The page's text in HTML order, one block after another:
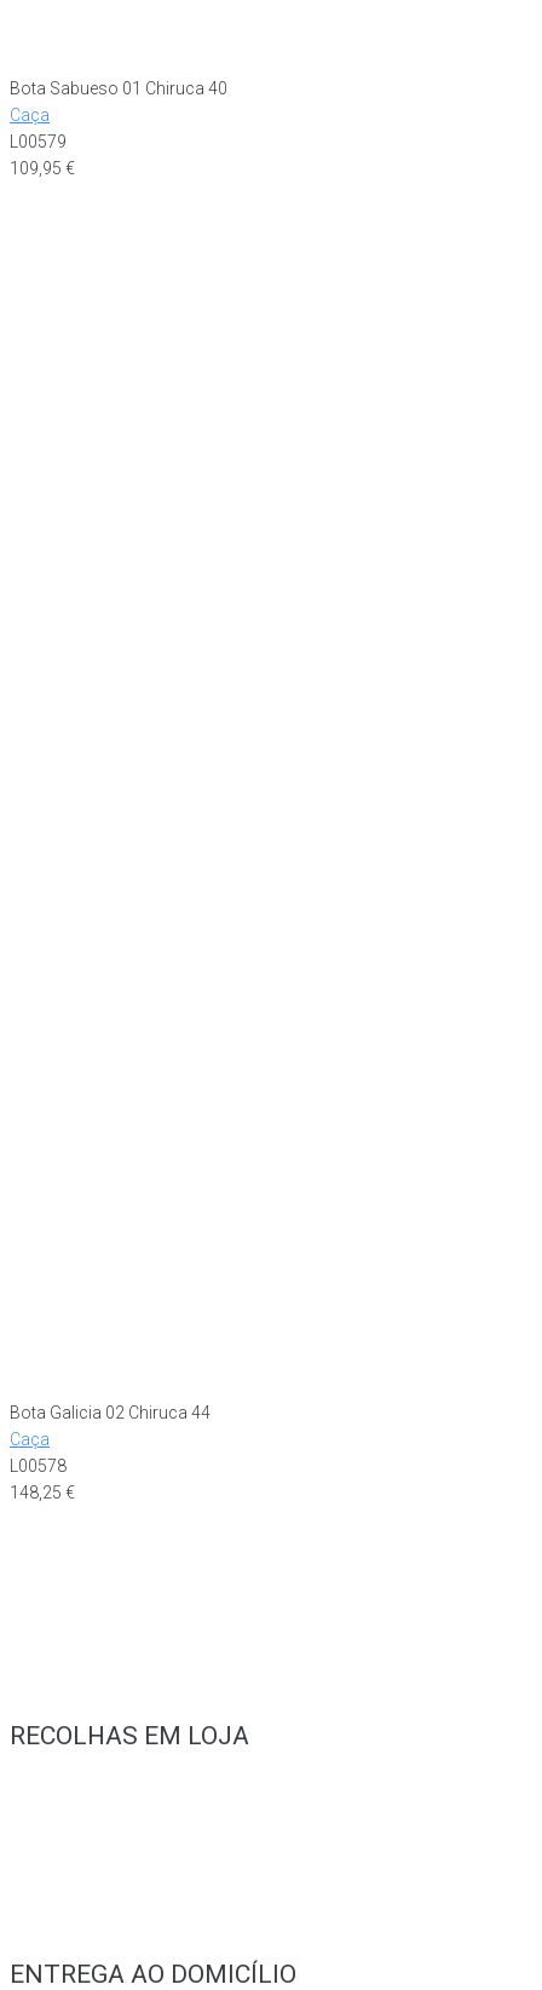
Bota Sabueso 01 Chiruca 40
Caça
L00579
109,95 €
Bota Galicia 02 Chiruca 44
Caça
L00578
148,25 €
RECOLHAS EM LOJA
ENTREGA AO DOMICÍLIO